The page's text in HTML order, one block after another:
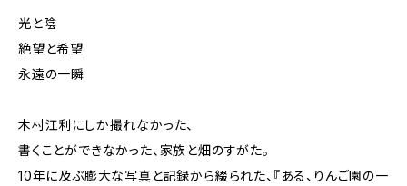
光と陰
絶望と希望
永遠の一瞬
木村江利にしか撮れなかった、
書くことができなかった、家族と畑のすがた。
10年に及ぶ膨大な写真と記録から綴られた、『ある、りんご園の一